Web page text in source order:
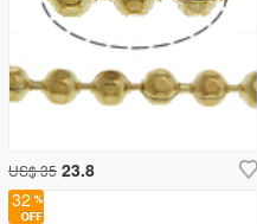
32
US$ 35 23.8